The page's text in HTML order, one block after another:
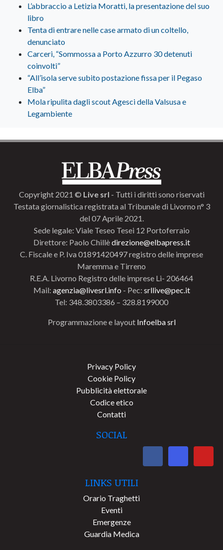
L’abbraccio a Letizia Moratti, la presentazione del suo
libro
Tenta di entrare nelle case armato di un coltello,
denunciato
Carceri, “Sommossa a Porto Azzurro 30 detenuti
coinvolti”
“All’isola serve subito postazione fissa per il Pegaso
Elba”
Mola ripulita dagli scout Agesci della Valsusa e
Legambiente
Copyright 2021 © Live srl - Tutti i diritti sono riservati
Testata giornalistica registrata al Tribunale di Livorno n° 3
del 07 Aprile 2021.
Sede legale: Viale Teseo Tesei 12 Portoferraio
Direttore: Paolo Chillèdirezione@elbapress.it
C. Fiscale e P. Iva 01891420497 registro delle imprese
Maremma e Tirreno
R.E.A. Livorno Registro delle imprese Li- 206464
Mail: agenzia@livesrl.info - Pec: srllive@pec.it
Tel: 348.3803386 – 328.8199000
Programmazione e layout Infoelba srl
Privacy Policy
Cookie Policy
Pubblicità elettorale
Codice etico
Contatti
SOCIAL
LINKS UTILI
Orario Traghetti
Eventi
Emergenze
Guardia Medica